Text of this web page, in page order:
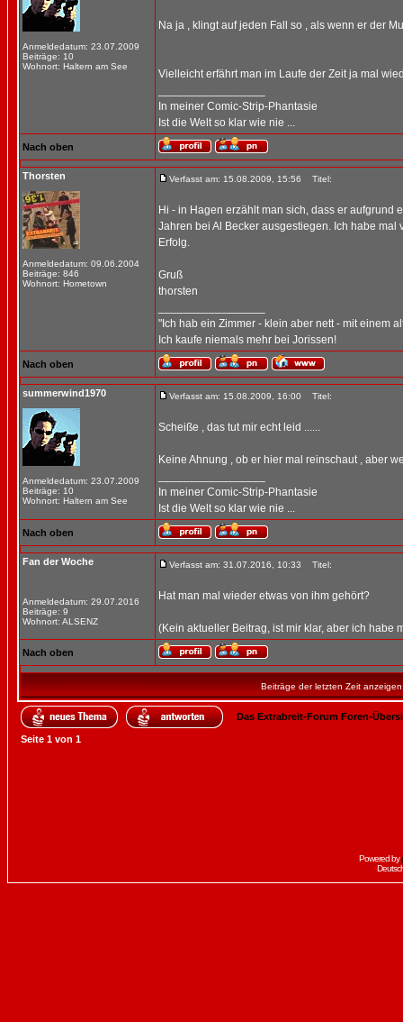
Anmeldedatum: 23.07.2009
Beiträge: 10
Wohnort: Haltern am See
Na ja , klingt auf jeden Fall so , als wenn er der
Vielleicht erfährt man im Laufe der Zeit ja mal
In meiner Comic-Strip-Phantasie
Ist die Welt so klar wie nie ...
Nach oben
Thorsten
Anmeldedatum: 09.06.2004
Beiträge: 846
Wohnort: Hometown
Verfasst am: 15.08.2009, 15:56 Titel:
Hi - in Hagen erzählt man sich, dass er aufgrund
Jahren bei Al Becker ausgestiegen. Ich habe mal
Erfolg.
Gruß
thorsten
"Ich hab ein Zimmer - klein aber nett - mit einem
Ich kaufe niemals mehr bei Jorissen!
Nach oben
summerwind1970
Anmeldedatum: 23.07.2009
Beiträge: 10
Wohnort: Haltern am See
Verfasst am: 15.08.2009, 16:00 Titel:
Scheiße , das tut mir echt leid ......
Keine Ahnung , ob er hier mal reinschaut , aber
In meiner Comic-Strip-Phantasie
Ist die Welt so klar wie nie ...
Nach oben
Fan der Woche
Anmeldedatum: 29.07.2016
Beiträge: 9
Wohnort: ALSENZ
Verfasst am: 31.07.2016, 10:33 Titel:
Hat man mal wieder etwas von ihm gehört?
(Kein aktueller Beitrag, ist mir klar, aber ich habe
Nach oben
Beiträge der letzten Zeit
Das Extrabreit-Forum Foren-
Seite 1 von 1
Powered by